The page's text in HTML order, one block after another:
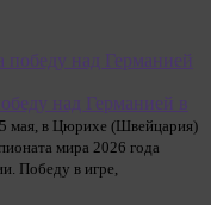
над Германией в
мая, в Цюрихе (Швейцария)
мира 2026 года
Победу в игре,